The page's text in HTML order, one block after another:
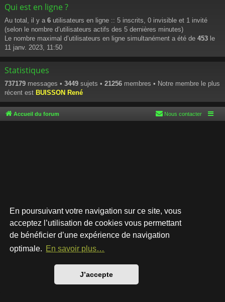
En poursuivant votre navigation sur ce site, vous
acceptez l’utilisation de cookies vous permettant
de bénéficier d’une expérience de navigation
optimale. En savoir plus…
J’accepte
Qui est en ligne ?
Au total, il y a 6 utilisateurs en ligne :: 5 inscrits, 0 invisible et 1 invité
(selon le nombre d’utilisateurs actifs des 5 dernières minutes)
Le nombre maximal d’utilisateurs en ligne simultanément a été de 453 le
11 janv. 2023, 11:50
Statistiques
737179 messages • 3449 sujets • 21256 membres • Notre membre le plus
récent est BUISSON René
Accueil du forum Nous contacter
Développé parphpBB® Forum Software © phpBB Limited
Style par
Traduction française officielle